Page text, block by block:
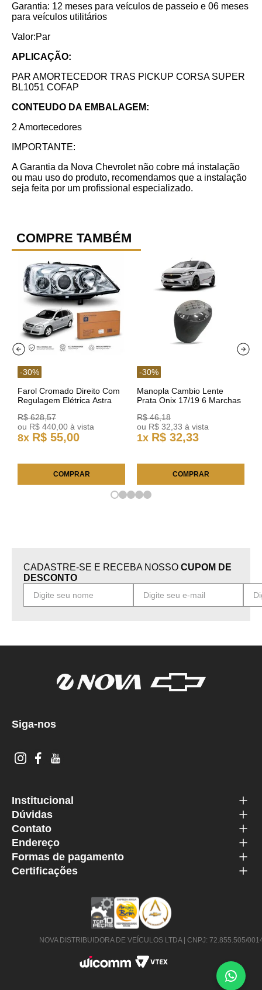
Garantia: 12 meses para veículos de passeio e 06 meses
para veículos utilitários
Valor:Par
APLICAÇÃO:
PAR AMORTECEDOR TRAS PICKUP CORSA SUPER
BL1051 COFAP
CONTEUDO DA EMBALAGEM:
2 Amortecedores
IMPORTANTE:
A Garantia da Nova Chevrolet não cobre má instalação
ou mau uso do produto, recomendamos que a instalação
seja feita por um profissional especializado.
COMPRE TAMBÉM
-30%
Farol Cromado Direito Com
Regulagem Elétrica Astra
R$ 628,57
ou R$ 440 00 à vista
8x R$ 55,00
COMPRAR
-30%
Manopla Cambio Lente
Prata Onix 17/19 6 Marchas
R$ 46,18
ou R$ 32 33 à vista
1x R$ 32,33
COMPRAR
CADASTRE-SE E RECEBA NOSSO CUPOM DE
DESCONTO
Siga-nos
Institucional
Dúvidas
Contato
Endereço
Formas de pagamento
Certificações
NOVA DISTRIBUIDORA DE VEÍCULOS LTDA | CNPJ: 72.855.505/